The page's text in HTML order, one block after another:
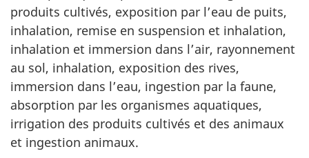
produits cultivés, exposition par l’eau de puits,
inhalation, remise en suspension et inhalation,
inhalation et immersion dans l’air, rayonnement
au sol, inhalation, exposition des rives,
immersion dans l’eau, ingestion par la faune,
absorption par les organismes aquatiques,
irrigation des produits cultivés et des animaux
et ingestion animaux.